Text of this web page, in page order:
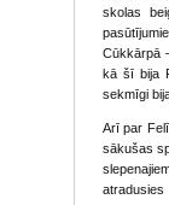
skolas
Cūkkārpā
kā šī bija
sekmīgi
Arī par
sākušas